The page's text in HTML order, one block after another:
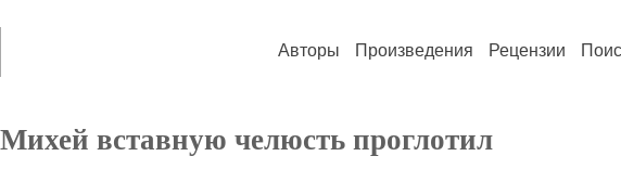
Авторы Произведения Рецензии
вставную челюсть проглотил